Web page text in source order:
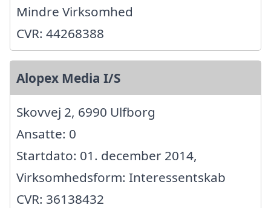
Mindre Virksomhed
CVR: 44268388
Alopex Media I/S
Skovvej 2, 6990 Ulfborg
Ansatte: 0
Startdato: 01. december 2014,
Virksomhedsform: Interessentskab
CVR: 36138432